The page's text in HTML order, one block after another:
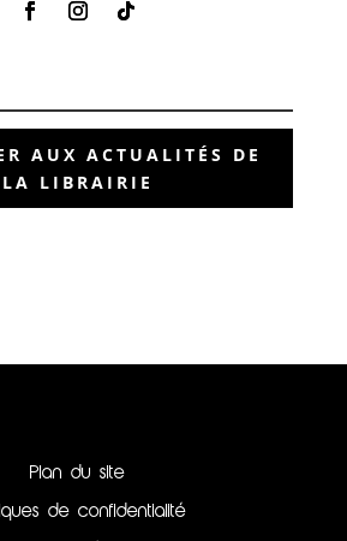
AUX ACTUALITÉS DE
LA LIBRAIRIE
Plan du site
de confidentialité